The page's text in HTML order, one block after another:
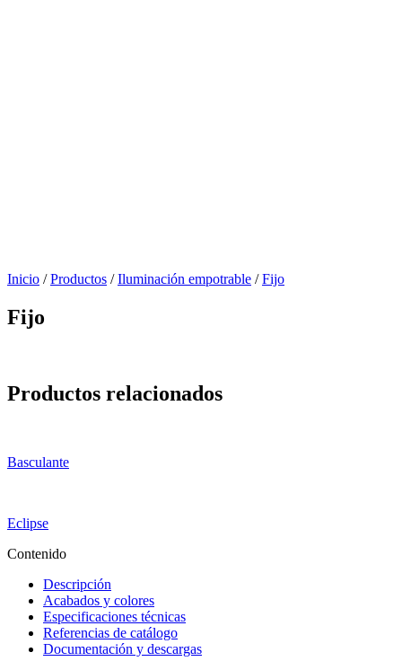
Inicio / Productos / Iluminación empotrable / Fijo
Fijo
Productos relacionados
Basculante
Eclipse
Contenido
Descripción
Acabados y colores
Especificaciones técnicas
Referencias de catálogo
Documentación y descargas